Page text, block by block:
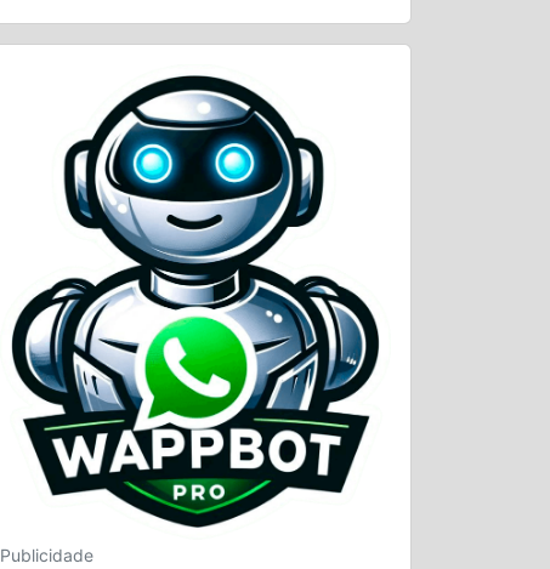
Publicidade